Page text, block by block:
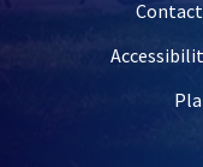
Contact